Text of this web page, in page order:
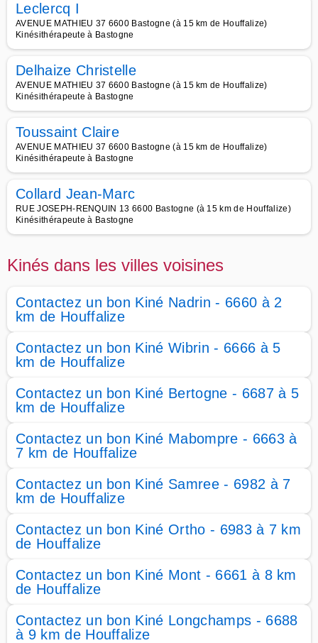
Leclercq I
AVENUE MATHIEU 37 6600 Bastogne (à 15 km de Houffalize)
Kinésithérapeute à Bastogne
Delhaize Christelle
AVENUE MATHIEU 37 6600 Bastogne (à 15 km de Houffalize)
Kinésithérapeute à Bastogne
Toussaint Claire
AVENUE MATHIEU 37 6600 Bastogne (à 15 km de Houffalize)
Kinésithérapeute à Bastogne
Collard Jean-Marc
RUE JOSEPH-RENQUIN 13 6600 Bastogne (à 15 km de Houffalize)
Kinésithérapeute à Bastogne
Kinés dans les villes voisines
Contactez un bon Kiné Nadrin - 6660 à 2
km de Houffalize
Contactez un bon Kiné Wibrin - 6666 à 5
km de Houffalize
Contactez un bon Kiné Bertogne - 6687 à 5
km de Houffalize
Contactez un bon Kiné Mabompre - 6663 à
7 km de Houffalize
Contactez un bon Kiné Samree - 6982 à 7
km de Houffalize
Contactez un bon Kiné Ortho - 6983 à 7 km
de Houffalize
Contactez un bon Kiné Mont - 6661 à 8 km
de Houffalize
Contactez un bon Kiné Longchamps - 6688
à 9 km de Houffalize